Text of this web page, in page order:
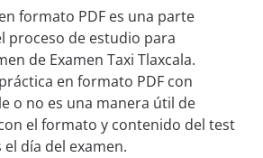
formato PDF es una parte
proceso de estudio para
de Examen Taxi Tlaxcala.
en formato PDF con
o no es una manera útil de
el formato y contenido del test
día del examen.